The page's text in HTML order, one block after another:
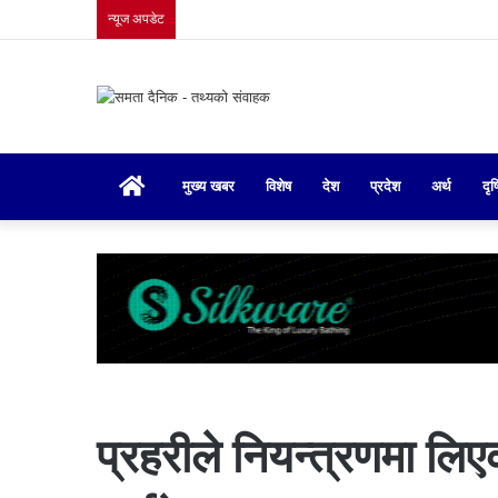
न्यूज अपडेट
गृहपृष्ठ मुख्य खबर विशेष देश प्रदेश अर्थ
प्रहरीले नियन्त्रणमा